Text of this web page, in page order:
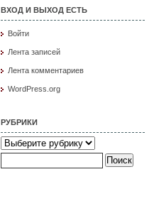
ВХОД И ВЫХОД ЕСТЬ
Войти
Лента записей
Лента комментариев
WordPress.org
РУБРИКИ
Рубрики
Найти: